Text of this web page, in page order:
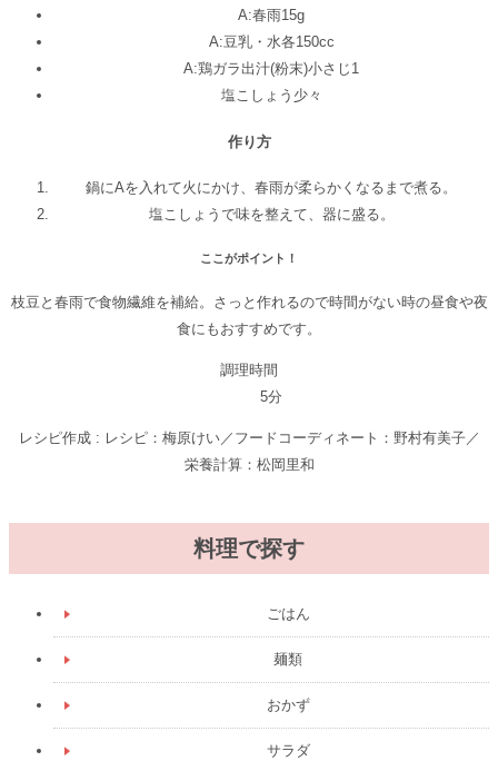
A:春雨15g
A:豆乳・水各150cc
A:鶏ガラ出汁(粉末)小さじ1
塩こしょう 少々
作り方
鍋にAを入れて火にかけ、春雨が柔らかくなるまで煮る。
塩こしょうで味を整えて、器に盛る。
ここがポイント！
枝豆と春雨で食物繊維を補給。さっと作れるので時間がない時の昼食や夜
食にもおすすめです。
調理時間
5分
レシピ作成 : レシピ：梅原けい／フードコーディネート：野村有美子／
栄養計算：松岡里和
料理で探す
ごはん
麺類
おかず
サラダ